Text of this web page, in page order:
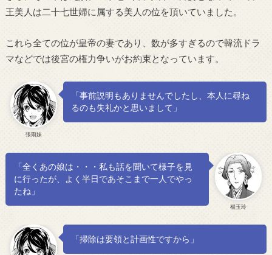
王美人は二十七世婦に属する美人の位を頂いていました。
これら全ての位が皇帝の妻であり、数が多すぎるので韓流ドラ
マなどでは後宮の権力争いがお約束となっています。
張雨妹
「事前説明もありませんでしたし、本人に尋ね
るのも失礼かと思いまして」
楊玉玲
「全くあの娘は・・・私も話を聞いて様子を見
に行ったが、よく半日であそこまで一人でやっ
たね」
「掃除は要領と計画性ですから」